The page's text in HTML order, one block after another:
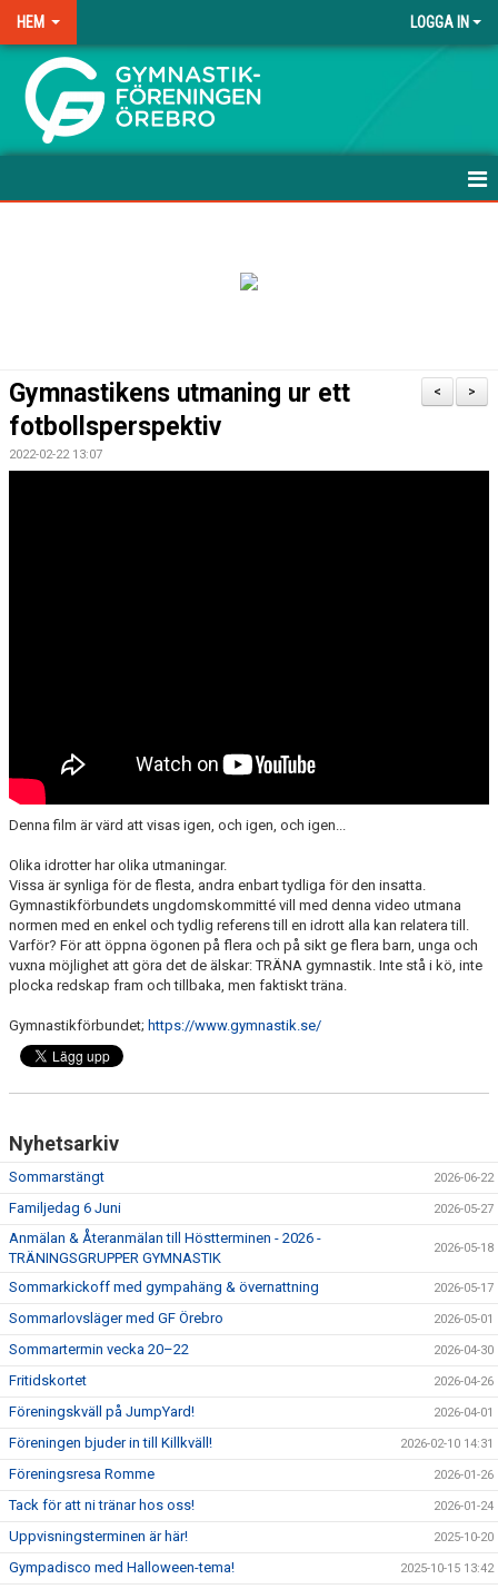
HEM LOGGA IN
.
TRÄNINGSAVGIFTER
FÖRENINGSKLÄDER
>
<
Gymnastikens utmaning ur ett
fotbollsperspektiv
2022-02-22 13:07
Denna film är värd att visas igen, och igen, och igen...
Olika idrotter har olika utmaningar.
Vissa är synliga för de flesta, andra enbart tydliga för den insatta.
Gymnastikförbundets ungdomskommitté vill med denna video utmana
normen med en enkel och tydlig referens till en idrott alla kan relatera till.
Varför? För att öppna ögonen på flera och på sikt ge flera barn, unga och
vuxna möjlighet att göra det de älskar: TRÄNA gymnastik. Inte stå i kö, inte
plocka redskap fram och tillbaka, men faktiskt träna.
Gymnastikförbundet; https://www.gymnastik.se/
Nyhetsarkiv
Sommarstängt 2026-06-22
Familjedag 6 Juni 2026-05-27
Anmälan & Återanmälan till Höstterminen - 2026 -
TRÄNINGSGRUPPER GYMNASTIK
2026-05-18
Sommarkickoff med gympahäng & övernattning 2026-05-17
Sommarlovsläger med GF Örebro 2026-05-01
Sommartermin vecka 20–22 2026-04-30
Fritidskortet 2026-04-26
Föreningskväll på JumpYard! 2026-04-01
Föreningen bjuder in till Killkväll! 2026-02-10 14:31
Föreningsresa Romme 2026-01-26
Tack för att ni tränar hos oss! 2026-01-24
Uppvisningsterminen är här! 2025-10-20
Gympadisco med Halloween-tema! 2025-10-15 13:42